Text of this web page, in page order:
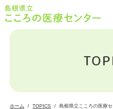
ホーム TOPICS 島根県立こころの医療